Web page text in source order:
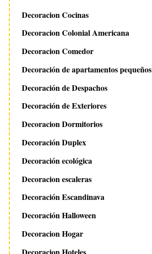
Decoracion Cocinas
Decoracion Colonial Americana
Decoracion Comedor
Decoración de apartamentos pequeños
Decoración de Despachos
Decoración de Exteriores
Decoracion Dormitorios
Decoración Duplex
Decoración ecológica
Decoracion escaleras
Decoración Escandinava
Decoración Halloween
Decoracion Hogar
Decoracion Hoteles